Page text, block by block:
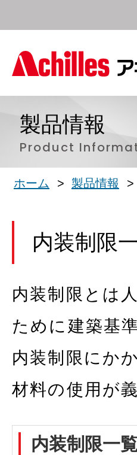
製品情報
Product
ホーム 製品情報
内装制限
内装制限とは
ために建築基
内装制限にか
材料の使用が
内装制限一